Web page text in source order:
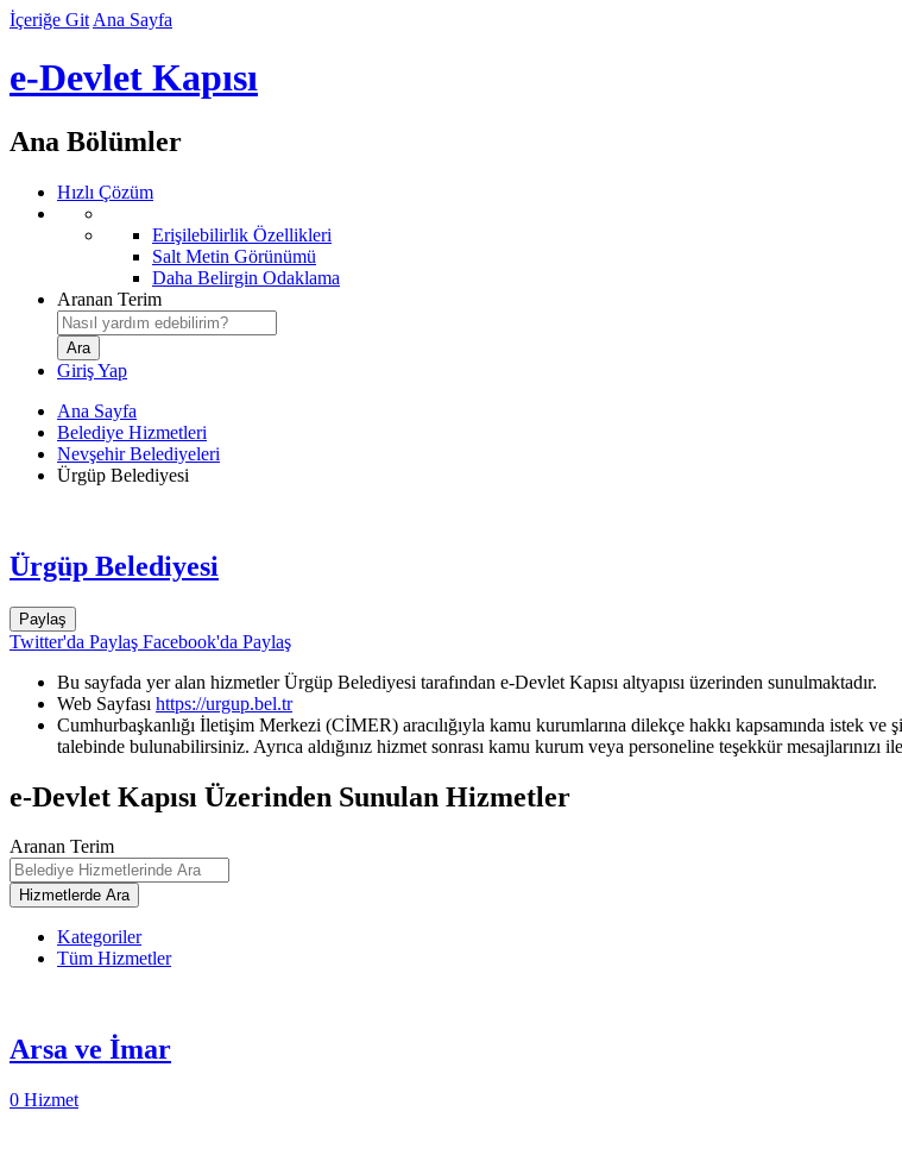
İçeriğe Git Ana Sayfa
e-Devlet Kapısı
Ana Bölümler
Hızlı Çözüm
Erişilebilirlik Özellikleri
Salt Metin Görünümü
Daha Belirgin Odaklama
Aranan Terim
Giriş Yap
Ana Sayfa
Belediye Hizmetleri
Nevşehir Belediyeleri
Ürgüp Belediyesi
Ürgüp Belediyesi
Paylaş
Twitter'da Paylaş Facebook'da Paylaş
Bu sayfada yer alan hizmetler Ürgüp Belediyesi tarafından e-Devlet Kapısı altyapısı üzerinden sunulmaktadır.
Web Sayfası https://urgup.bel.tr
Cumhurbaşkanlığı İletişim Merkezi (CİMER) aracılığıyla kamu kurumlarına dilekçe hakkı kapsamında istek
talebinde bulunabilirsiniz. Ayrıca aldığınız hizmet sonrası kamu kurum veya personeline teşekkür
e-Devlet Kapısı Üzerinden Sunulan Hizmetler
Aranan Terim
Kategoriler
Tüm Hizmetler
Arsa ve İmar
0 Hizmet